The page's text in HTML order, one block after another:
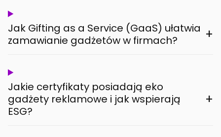
Jak Gifting as a Service (GaaS) ułatwia
zamawianie gadżetów w firmach?
+
Jakie certyfikaty posiadają eko
gadżety reklamowe i jak wspierają
ESG?
+